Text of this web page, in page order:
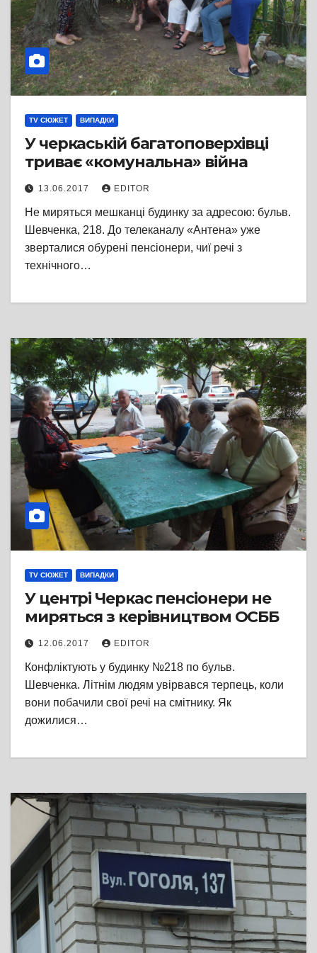
TV СЮЖЕТ ВИПАДКИ
У черкаській багатоповерхівці
триває «комунальна» війна
13.06.2017 EDITOR
Не миряться мешканці будинку за адресою: бульв.
Шевченка, 218. До телеканалу «Антена» уже
зверталися обурені пенсіонери, чиї речі з
технічного…
TV СЮЖЕТ ВИПАДКИ
У центрі Черкас пенсіонери не
миряться з керівництвом ОСББ
12.06.2017 EDITOR
Конфліктують у будинку №218 по бульв.
Шевченка. Літнім людям увірвався терпець, коли
вони побачили свої речі на смітнику. Як
дожилися…